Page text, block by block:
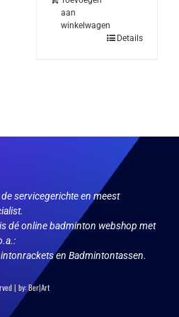
aan
winkelwagen
Details
de servicegerichte en meest
dé online badminton webshop met
en Badmintontassen.
| by:Ber|Art